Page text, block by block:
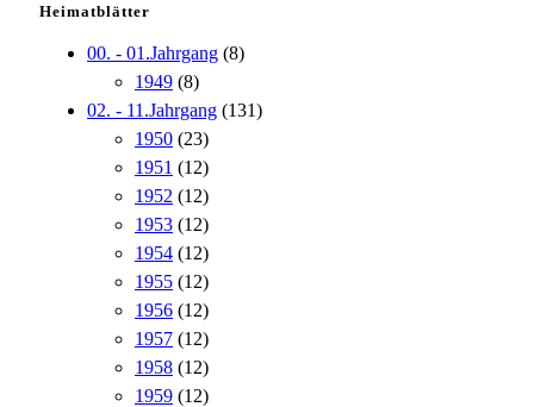
Heimatblätter
00. - 01.Jahrgang (8)
1949 (8)
02. - 11.Jahrgang (131)
1950 (23)
1951 (12)
1952 (12)
1953 (12)
1954 (12)
1955 (12)
1956 (12)
1957 (12)
1958 (12)
1959 (12)